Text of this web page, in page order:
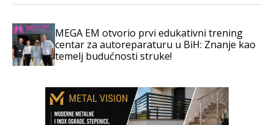
MEGA EM otvorio prvi edukativni trening
centar za autoreparaturu u BiH: Znanje kao
temelj budućnosti struke!